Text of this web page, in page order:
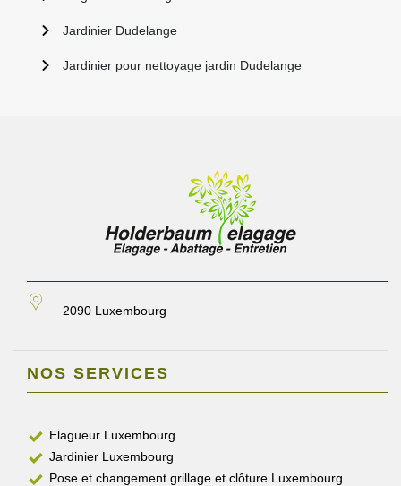
Jardinier Dudelange
Jardinier pour nettoyage jardin Dudelange
2090 Luxembourg
NOS SERVICES
Elagueur Luxembourg
Jardinier Luxembourg
Pose et changement grillage et clôture Luxembourg